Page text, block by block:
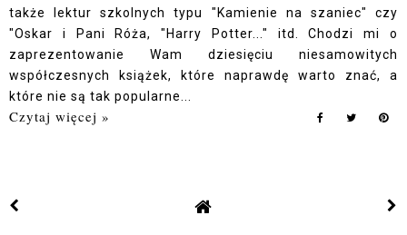
także lektur szkolnych typu "Kamienie na szaniec" czy
"Oskar i Pani Róża, "Harry Potter..." itd. Chodzi mi o
zaprezentowanie Wam dziesięciu niesamowitych
współczesnych książek, które naprawdę warto znać, a
które nie są tak popularne...
Czytaj więcej »